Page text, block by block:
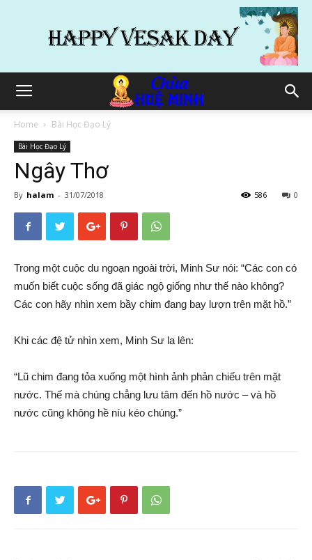
Home Bài Học Đạo Lý
Bài Học Đạo Lý
Ngây Thơ
By halam - 31/07/2018 0
586
Trong một cuộc du ngoạn ngoài trời, Minh Sư nói: “Các con có
muốn biết cuộc sống đã giác ngộ giống như thế nào không?
Các con hãy nhìn xem bầy chim đang bay lượn trên mặt hồ.”
Khi các đệ tử nhìn xem, Minh Sư la lên:
“Lũ chim đang tỏa xuống một hình ảnh phản chiếu trên mặt
nước. Thế mà chúng chẳng lưu tâm đến hồ nước – và hồ
nước cũng không hề níu kéo chúng.”